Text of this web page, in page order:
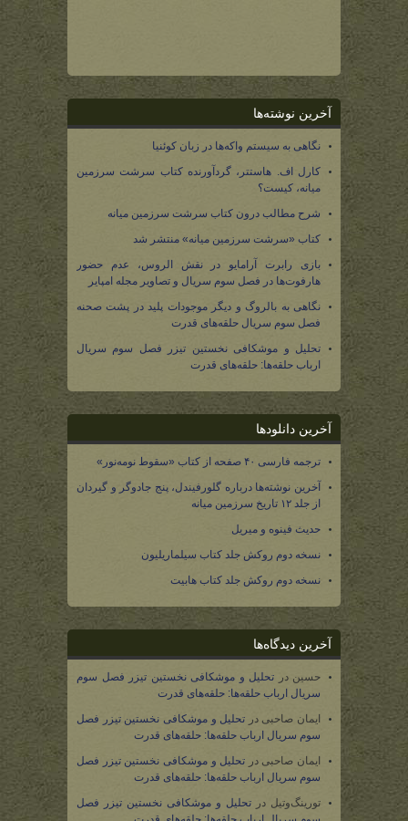
آخرین نوشته‌ها
نگاهی به سیستم واکه‌ها در زبان کوئنیا
کارل اف. هاستتر، گردآورنده کتاب سرشت سرزمین
میانه، کیست؟
شرح مطالب درون کتاب سرشت سرزمین میانه
کتاب «سرشت سرزمین میانه» منتشر شد
بازی رابرت آرامایو در نقش الروس، عدم حضور
هارفوت‌ها در فصل سوم سریال و تصاویر مجله امپایر
نگاهی به بالروگ و دیگر موجودات پلید در پشت صحنه
فصل سوم سریال حلقه‌های قدرت
تحلیل و موشکافی نخستین تیزر فصل سوم سریال
ارباب حلقه‌ها: حلقه‌های قدرت
آخرین دانلودها
ترجمه فارسی ۴۰ صفحه از کتاب «سقوط نومه‌نور»
آخرین نوشته‌ها درباره گلورفیندل، پنج جادوگر و گیردان
از جلد ۱۲ تاریخ سرزمین میانه
حدیث فینوه و میریل
نسخه دوم روکش جلد کتاب سیلماریلیون
نسخه دوم روکش جلد کتاب هابیت
آخرین دیدگاه‌ها
حسین در تحلیل و موشکافی نخستین تیزر فصل سوم
سریال ارباب حلقه‌ها: حلقه‌های قدرت
ایمان صاحبی در تحلیل و موشکافی نخستین تیزر فصل
سوم سریال ارباب حلقه‌ها: حلقه‌های قدرت
ایمان صاحبی در تحلیل و موشکافی نخستین تیزر فصل
سوم سریال ارباب حلقه‌ها: حلقه‌های قدرت
تورینگ‌وتیل در تحلیل و موشکافی نخستین تیزر فصل